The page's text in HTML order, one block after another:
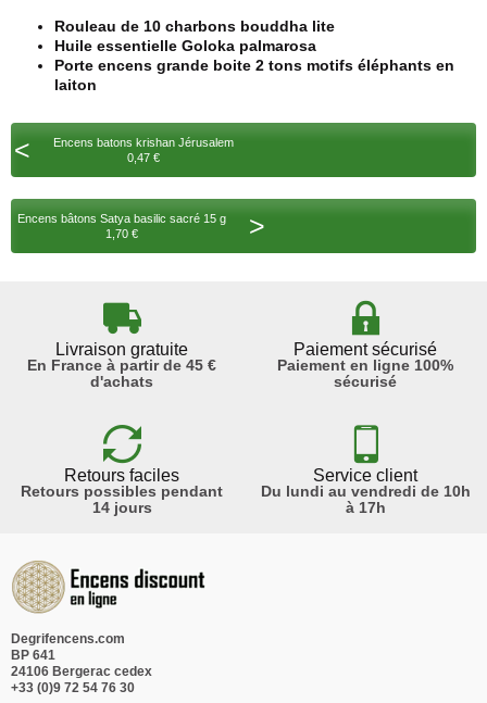
Rouleau de 10 charbons bouddha lite
Huile essentielle Goloka palmarosa
Porte encens grande boite 2 tons motifs éléphants en
laiton
<
Encens batons krishan Jérusalem
0,47 €
Encens bâtons Satya basilic sacré 15 g
1,70 €
>
Livraison gratuite
En France à partir de 45 €
d'achats
Paiement sécurisé
Paiement en ligne 100%
sécurisé
Retours faciles
Retours possibles pendant
14 jours
Service client
Du lundi au vendredi de 10h
à 17h
Degrifencens.com
BP 641
24106 Bergerac cedex
+33 (0)9 72 54 76 30